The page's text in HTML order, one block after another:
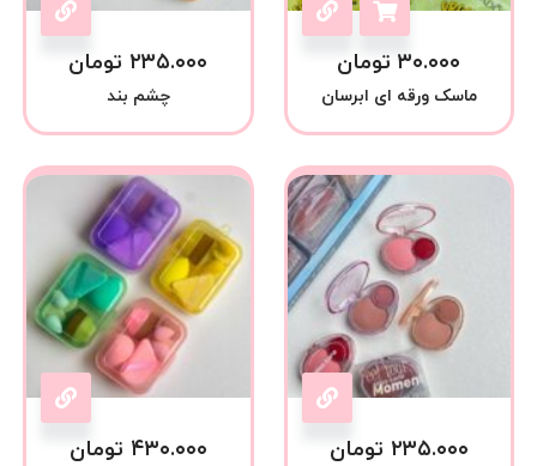
۳۰.۰۰۰ تومان
ماسک ورقه ای ابرسان
۲۳۵.۰۰۰ تومان
چشم بند
۲۳۵.۰۰۰ تومان ۴۳۰.۰۰۰ تومان